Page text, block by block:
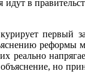
в
реформы
реально
но